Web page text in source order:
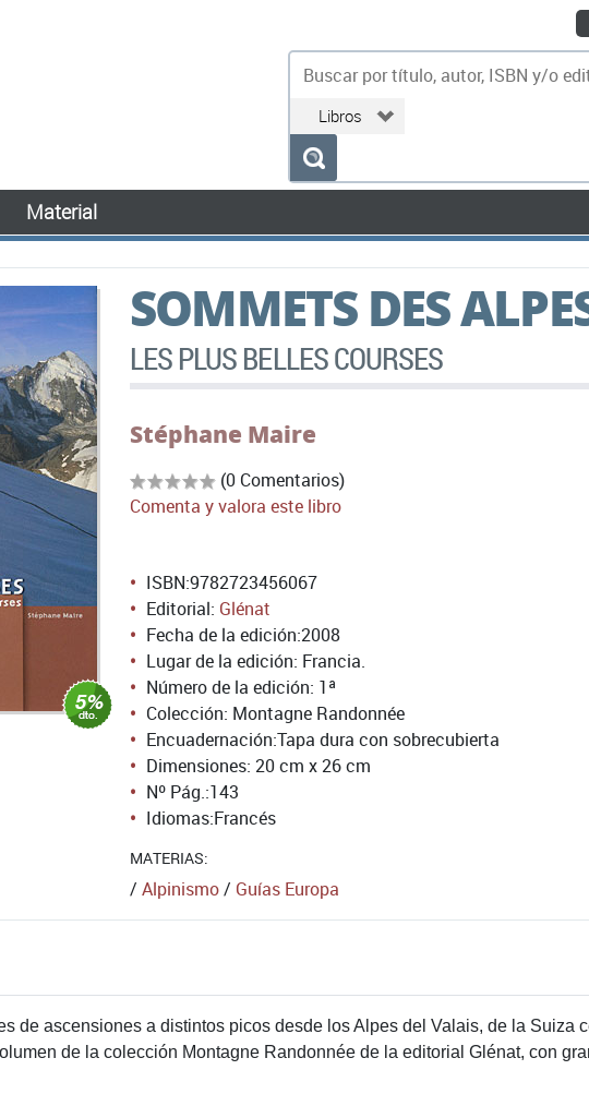
Material
SOMMETS DES
LES PLUS BELLES COURSES
Stéphane Maire
(0 Comentarios)
Comenta y valora este libro
ISBN:9782723456067
Editorial: Glénat
Fecha de la edición:2008
Lugar de la edición: Francia.
Número de la edición: 1ª
Colección: Montagne Randonnée
Encuadernación:Tapa dura con sobrecubierta
Dimensiones: 20 cm x 26 cm
Nº Pág.:143
Idiomas:Francés
MATERIAS:
/ Alpinismo/ Guías Europa
de ascensiones a distintos picos desde los Alpes del Valais, de la Suiza
de la colección Montagne Randonnée de la editorial Glénat, con